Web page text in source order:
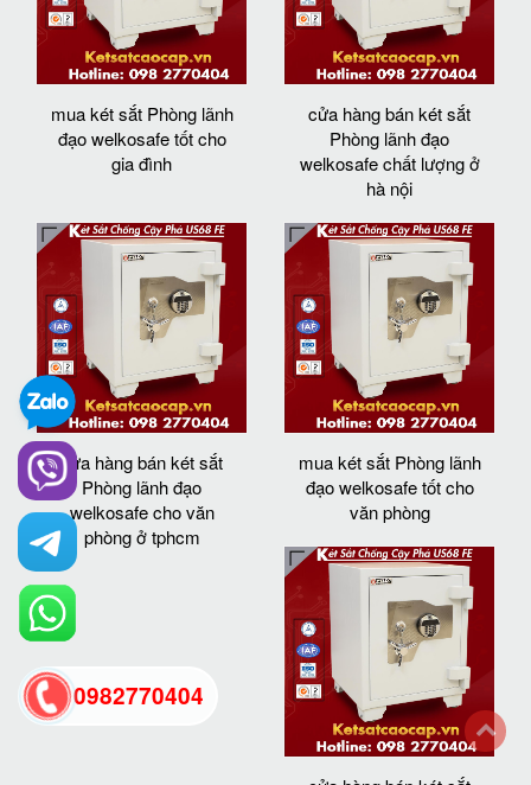
mua két sắt Phòng lãnh
đạo welkosafe tốt cho
gia đình
cửa hàng bán két sắt
Phòng lãnh đạo
welkosafe chất lượng ở
hà nội
cửa hàng bán két sắt
Phòng lãnh đạo
welkosafe cho văn
phòng ở tphcm
mua két sắt Phòng lãnh
đạo welkosafe tốt cho
văn phòng
0982770404